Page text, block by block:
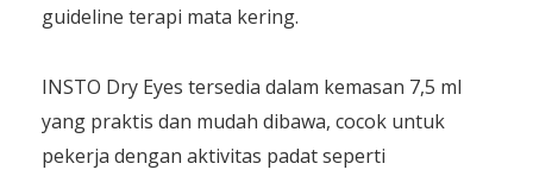
guideline terapi mata kering.
INSTO Dry Eyes tersedia dalam kemasan 7,5 ml
yang praktis dan mudah dibawa, cocok untuk
pekerja dengan aktivitas padat seperti